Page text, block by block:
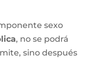
sexo
, no se podrá
sino después